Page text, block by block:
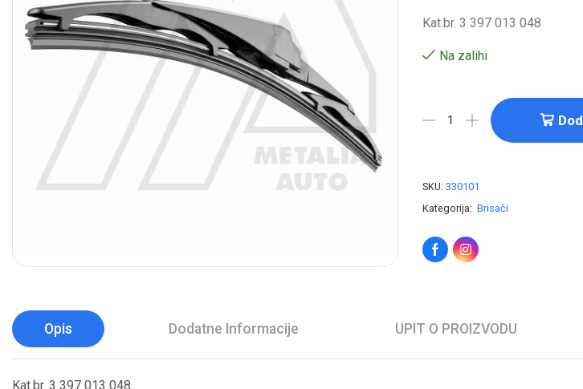
Kat.br. 3 397 013 048
Na zalihi
SKU: 330101
Kategorija: Brisači
Opis Dodatne Informacije UPIT O PROIZVODU
Kat.br. 3 397 013 048